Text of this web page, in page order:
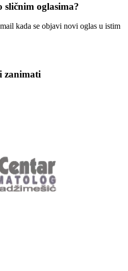
sličnim oglasima?
kada se objavi novi oglas u istim
zanimati